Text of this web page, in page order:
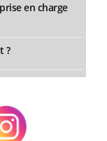
en charge
?